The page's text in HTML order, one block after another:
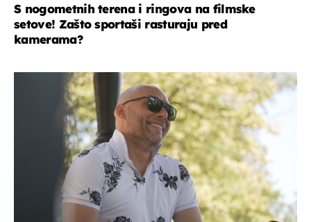
S nogometnih terena i ringova na filmske
setove! Zašto sportaši rasturaju pred
kamerama?